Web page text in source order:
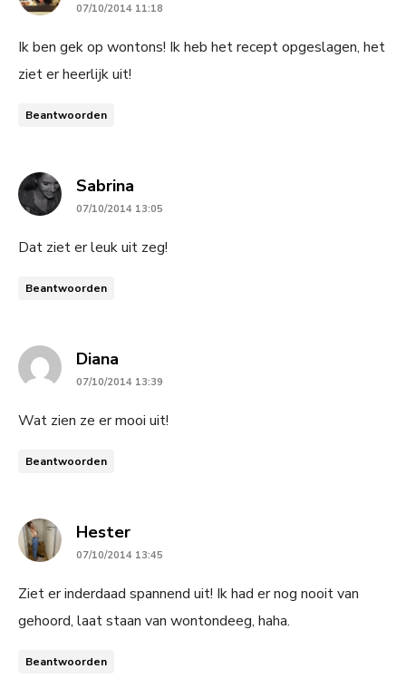
07/10/2014 11:18
Ik ben gek op wontons! Ik heb het recept opgeslagen, het
ziet er heerlijk uit!
Beantwoorden
Sabrina
07/10/2014 13:05
Dat ziet er leuk uit zeg!
Beantwoorden
Diana
07/10/2014 13:39
Wat zien ze er mooi uit!
Beantwoorden
Hestersays:
07/10/2014 13:45
Ziet er inderdaad spannend uit! Ik had er nog nooit van
gehoord, laat staan van wontondeeg, haha.
Beantwoorden